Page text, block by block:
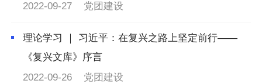
2022-09-27
党团建设
理论学习 ｜ 习近平：在复兴之路上坚定前行——
《复兴文库》序言
2022-09-26
党团建设